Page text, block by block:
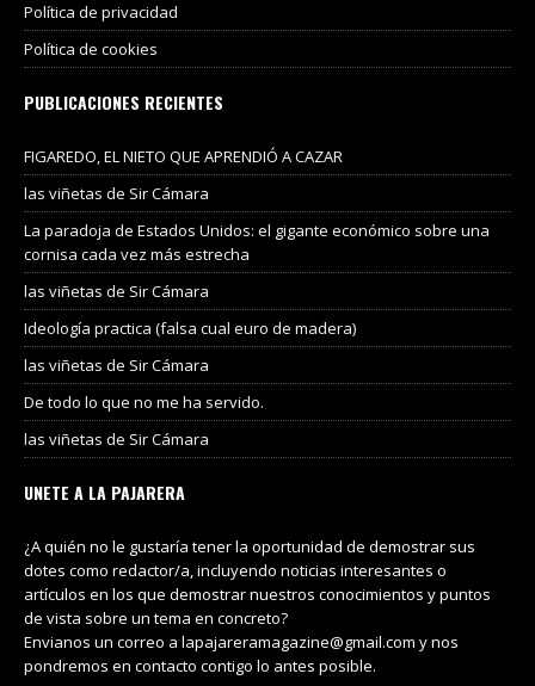
Política de privacidad
Política de cookies
PUBLICACIONES RECIENTES
FIGAREDO, EL NIETO QUE APRENDIÓ A CAZAR
las viñetas de Sir Cámara
La paradoja de Estados Unidos: el gigante económico sobre una
cornisa cada vez más estrecha
las viñetas de Sir Cámara
Ideología practica (falsa cual euro de madera)
las viñetas de Sir Cámara
De todo lo que no me ha servido.
las viñetas de Sir Cámara
UNETE A LA PAJARERA
¿A quién no le gustaría tener la oportunidad de demostrar sus
dotes como redactor/a, incluyendo noticias interesantes o
artículos en los que demostrar nuestros conocimientos y puntos
de vista sobre un tema en concreto?
Envianos un correo a lapajareramagazine@gmail.com y nos
pondremos en contacto contigo lo antes posible.